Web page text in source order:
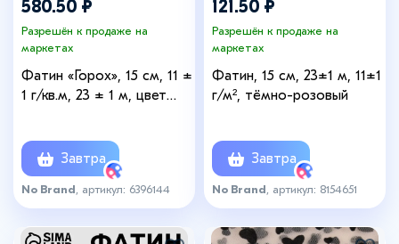
580.50 ₽
Разрешён к продаже на
маркетах
Фатин «Горох», 15 см, 11 ±
1 г/кв.м, 23 ± 1 м, цвет
Завтра
No Brand , артикул: 6396144
121.50 ₽
Разрешён к продаже на
маркетах
Фатин, 15 см, 23±1 м, 11±1
г/м², тёмно-розовый
Завтра
No Brand , артикул: 8154651